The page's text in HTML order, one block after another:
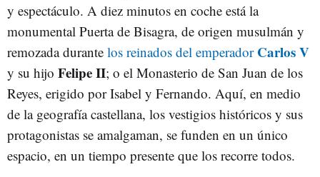
y espectáculo. A diez minutos en coche está la
monumental Puerta de Bisagra, de origen musulmán y
remozada durante los reinados del emperador Carlos V
y su hijo Felipe II; o el Monasterio de San Juan de los
Reyes, erigido por Isabel y Fernando. Aquí, en medio
de la geografía castellana, los vestigios históricos y sus
protagonistas se amalgaman, se funden en un único
espacio, en un tiempo presente que los recorre todos.